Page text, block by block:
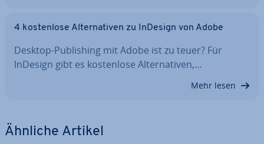
4 kos­ten­lo­se Al­ter­na­ti­ven zu InDesign von Adobe
Desktop-Pu­bli­shing mit Adobe ist zu teuer? Für
InDesign gibt es kos­ten­lo­se Al­ter­na­ti­ven,…
Mehr lesen
Ähnliche Artikel